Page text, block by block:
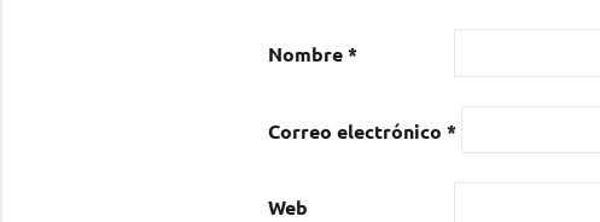
Nombre*
Correo electrónico *
Web